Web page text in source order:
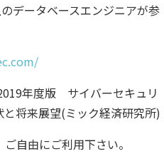
データベースエンジニアが参
年度版 サイバーセキュリ
将来展望(ミック経済研究所)
自由にご利用下さい。